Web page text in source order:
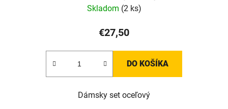
Skladom (2 ks)
€27,50
DO KOŠÍKA
Dámsky set oceľový